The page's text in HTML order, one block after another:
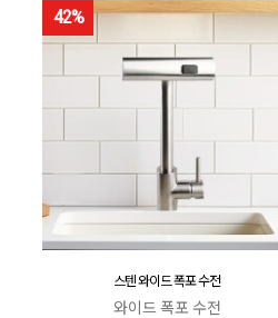
42%
스텐 와이드 폭포 수전
와이드 폭포 수전